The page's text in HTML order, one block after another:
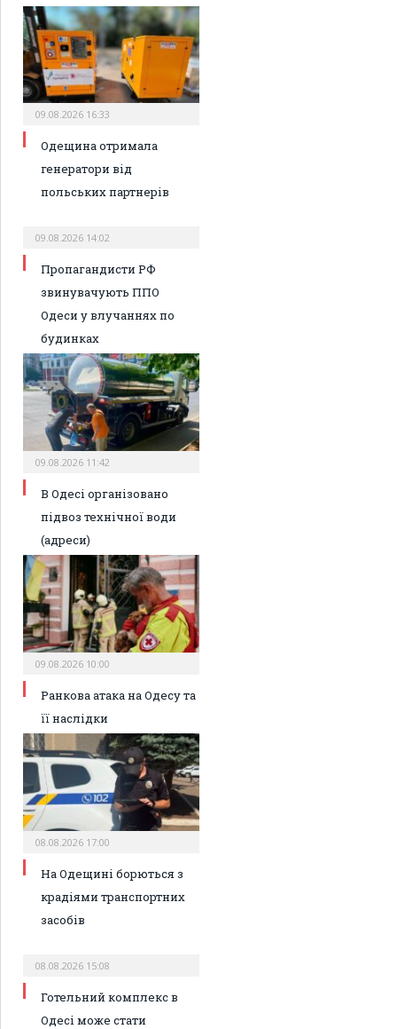
09.08.2026 16:33
Одещина отримала
генератори від
польських партнерів
09.08.2026 14:02
Пропагандисти РФ
звинувачують ППО
Одеси у влучаннях по
будинках
09.08.2026 11:42
В Одесі організовано
підвоз технічної води
(адреси)
09.08.2026 10:00
Ранкова атака на Одесу та
її наслідки
08.08.2026 17:00
На Одещині борються з
крадіями транспортних
засобів
08.08.2026 15:08
Готельний комплекс в
Одесі може стати